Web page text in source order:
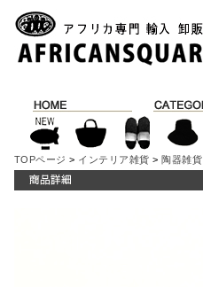
TOPページ > インテリア雑貨 >陶器雑貨